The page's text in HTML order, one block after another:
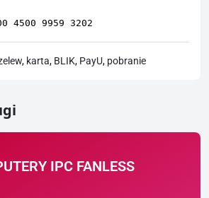
4500 9959 3202
, karta, BLIK, PayU, pobranie
IPC FANLESS